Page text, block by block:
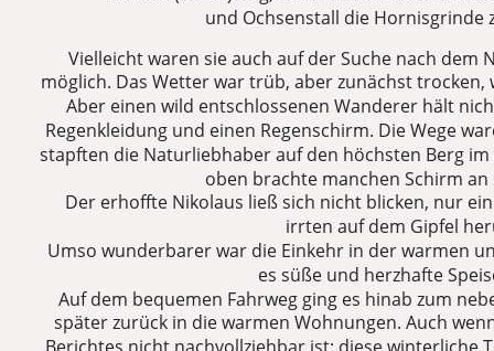
und Ochsenstall die Hornisgrinde
Vielleicht waren sie auch auf der Suche nach dem
möglich. Das Wetter war trüb, aber zunächst
Aber einen wild entschlossenen Wanderer hält
Regenkleidung und einen Regenschirm. Die Wege
stapften die Naturliebhaber auf den höchsten Berg
oben brachte manchen Schirm an
Der erhoffte Nikolaus ließ sich nicht blicken, nur
irrten auf dem Gipfel
Umso wunderbarer war die Einkehr in der warmen
es süße und herzhafte
Auf dem bequemen Fahrweg ging es hinab zum
später zurück in die warmen Wohnungen. Auch